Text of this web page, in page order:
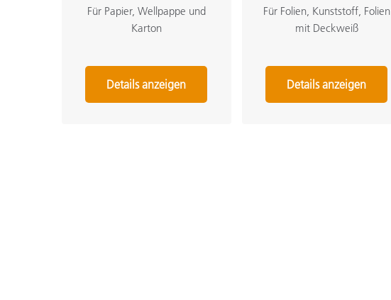
Für Papier, Wellpappe und
Karton
Details anzeigen
Für Folien, Kunststoff, Folien
mit Deckweiß
Details anzeigen